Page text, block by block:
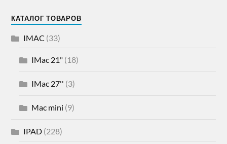
КАТАЛОГ ТОВАРОВ
IMAC (33)
IMac 21" (18)
IMac 27'' (3)
Mac mini (9)
IPAD (228)